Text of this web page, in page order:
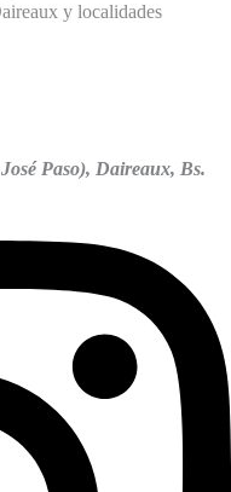
y localidades
Paso), Daireaux, Bs.